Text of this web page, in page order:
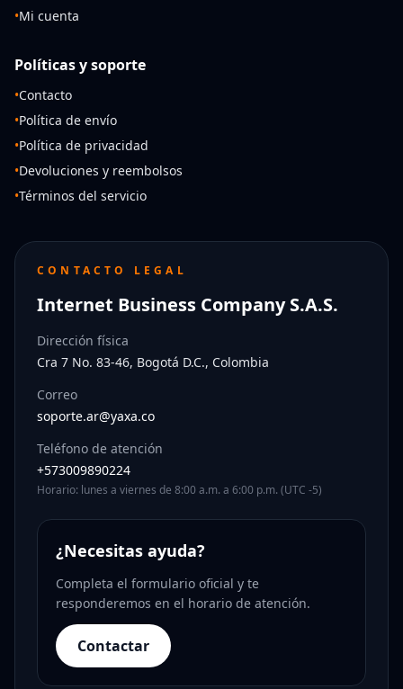
•Mi cuenta
Políticas y soporte
•Contacto
•Política de envío
•Política de privacidad
•Devoluciones y reembolsos
•Términos del servicio
CONTACTO LEGAL
Internet Business Company S.A.S.
Dirección física
Cra 7 No. 83-46, Bogotá D.C., Colombia
Correo
soporte.ar@yaxa.co
Teléfono de atención
+573009890224
Horario: lunes a viernes de 8:00 a.m. a 6:00 p.m. (UTC -5)
¿Necesitas ayuda?
Completa el formulario oficial y te
responderemos en el horario de atención.
Contactar